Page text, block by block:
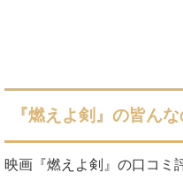
『燃えよ剣』の皆ん
映画『燃えよ剣』の口コミ